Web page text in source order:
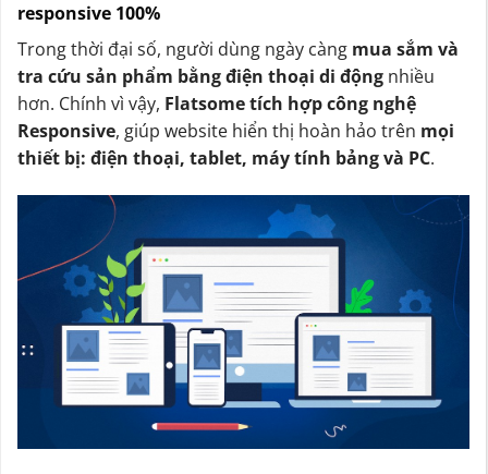
responsive 100%
Trong thời đại số, người dùng ngày càng mua sắm và
tra cứu sản phẩm bằng điện thoại di động nhiều
hơn. Chính vì vậy, Flatsome tích hợp công nghệ
Responsive, giúp website hiển thị hoàn hảo trên mọi
thiết bị: điện thoại, tablet, máy tính bảng và PC.